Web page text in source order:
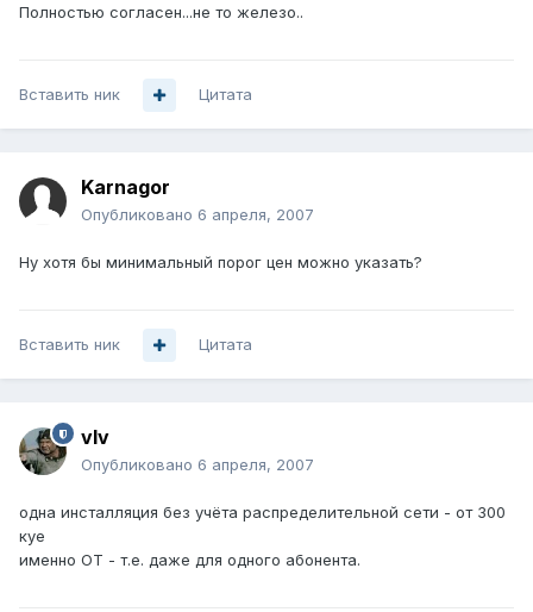
Полностью согласен...не то железо..
Вставить ник Цитата
Karnagor
Опубликовано 6 апреля, 2007
Ну хотя бы минимальный порог цен можно указать?
Вставить ник Цитата
vIv
Опубликовано 6 апреля, 2007
одна инсталляция без учёта распределительной сети - от 300
куе
именно ОТ - т.е. даже для одного абонента.